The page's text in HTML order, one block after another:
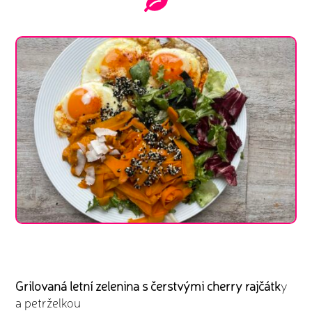
Grilovaná letní zelenina s čerstvými cherry rajčátky
a petrželkou